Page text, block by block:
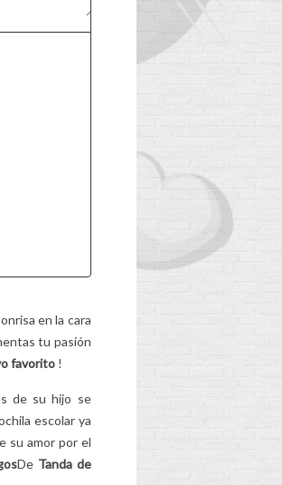
LA
en la cara
tu pasión
favorito!
de su hijo se
escolar ya
su amor por el
De Tanda de